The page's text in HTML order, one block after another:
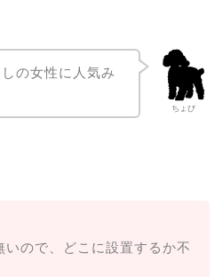
ちょび
の女性に人気み
ので、どこに設置するか不